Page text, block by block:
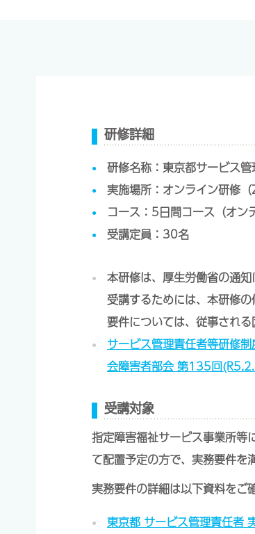
研修詳細
研修名称：東京都サービス
実施場所：オンライン研修（
コース：5日間コース（オン
受講定員：30名
本研修は、厚生労働省の通
受講するためには、本研修
要件については、従事され
サービス管理責任者等研修
会障害者部会 第135回
受講対象
指定障害福祉サービス事業所等
て配置予定の方で、実務要件を
実務要件の詳細は以下資料をご
東京都 サービス管理責任者